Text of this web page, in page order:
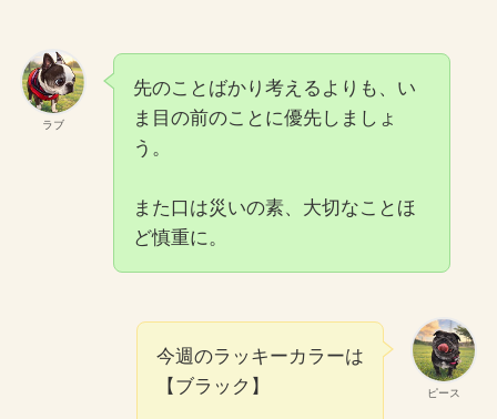
ラブ
先のことばかり考えるよりも、い
ま目の前のことに優先しましょ
う。
また口は災いの素、大切なことほ
ど慎重に。
ピース
今週のラッキーカラーは
【ブラック】